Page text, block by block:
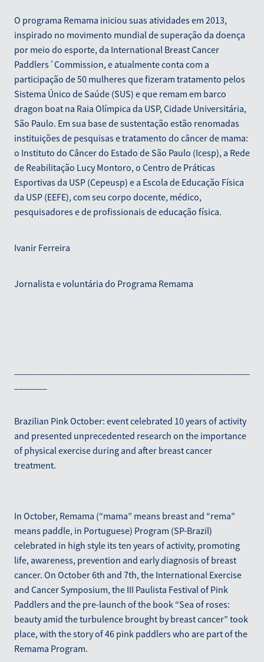
O programa Remama iniciou suas atividades em 2013,
inspirado no movimento mundial de superação da doença
por meio do esporte, da International Breast Cancer
Paddlers´Commission, e atualmente conta com a
participação de 50 mulheres que fizeram tratamento pelos
Sistema Único de Saúde (SUS) e que remam em barco
dragon boat na Raia Olímpica da USP, Cidade Universitária,
São Paulo. Em sua base de sustentação estão renomadas
instituições de pesquisas e tratamento do câncer de mama:
o Instituto do Câncer do Estado de São Paulo (Icesp), a Rede
de Reabilitação Lucy Montoro, o Centro de Práticas
Esportivas da USP (Cepeusp) e a Escola de Educação Física
da USP (EEFE), com seu corpo docente, médico,
pesquisadores e de profissionais de educação física.
Ivanir Ferreira
Jornalista e voluntária do Programa Remama
Brazilian Pink October: event celebrated 10 years of activity
and presented unprecedented research on the importance
of physical exercise during and after breast cancer
treatment.
In October, Remama (“mama” means breast and “rema”
means paddle, in Portuguese) Program (SP-Brazil)
celebrated in high style its ten years of activity, promoting
life, awareness, prevention and early diagnosis of breast
cancer. On October 6th and 7th, the International Exercise
and Cancer Symposium, the III Paulista Festival of Pink
Paddlers and the pre-launch of the book “Sea of roses:
beauty amid the turbulence brought by breast cancer” took
place, with the story of 46 pink paddlers who are part of the
Remama Program.